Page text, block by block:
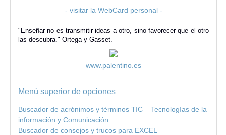
- visitar la WebCard personal -
"Enseñar no es transmitir ideas a otro, sino favorecer que el otro
las descubra." Ortega y Gasset.
www.palentino.es
Menú superior de opciones
Buscador de acrónimos y términos TIC – Tecnologías de la
información y Comunicación
Buscador de consejos y trucos para EXCEL